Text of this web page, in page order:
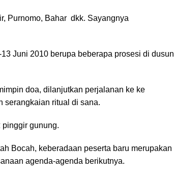
Purnomo, Bahar dkk. Sayangnya
Juni 2010 berupa beberapa prosesi di dusun
doa, dilanjutkan perjalanan ke ke
serangkaian ritual di sana.
pinggir gunung.
Bocah, keberadaan peserta baru merupakan
agenda-agenda berikutnya.